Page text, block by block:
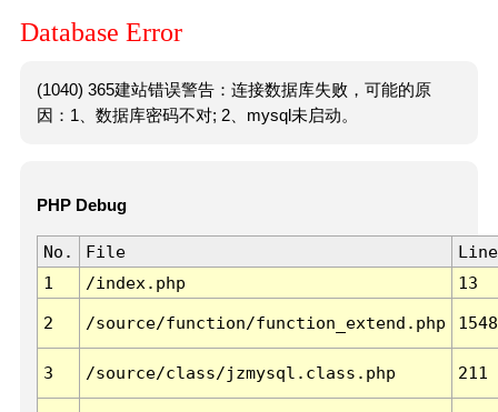
Database Error
(1040) 365建站错误警告：连接数据库失败，可能的原
因：1、数据库密码不对; 2、mysql未启动。
PHP Debug
No. File
Line
1
/index.php 13
2 /source/function/function_extend.php 1548
3 /source/class/jzmysql.class.php 211